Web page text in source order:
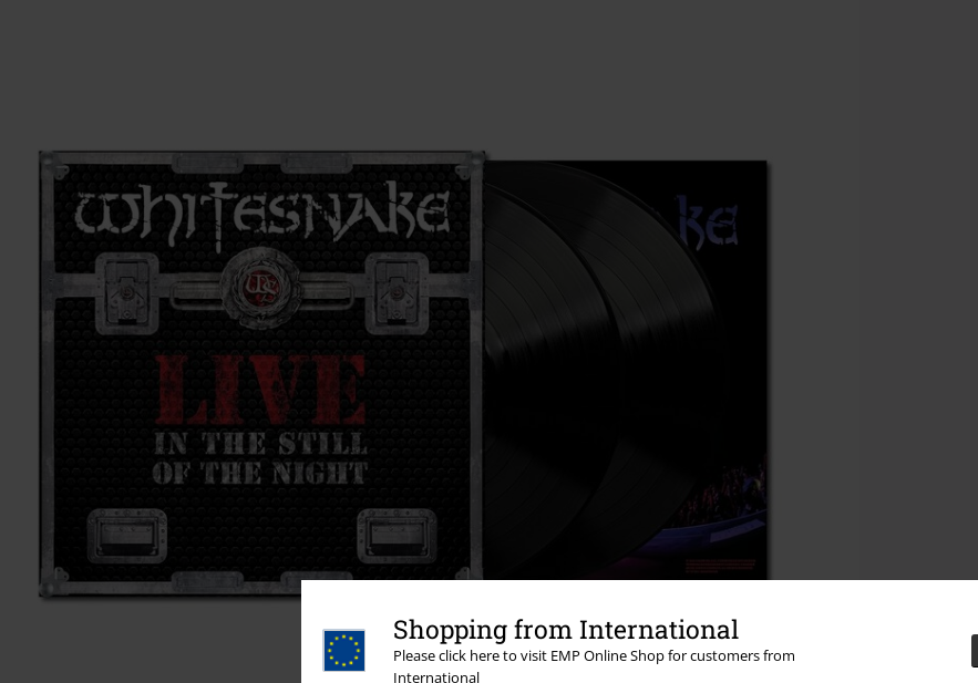
Shopping from International
Please click here to visit EMP Online Shop for customers from
International